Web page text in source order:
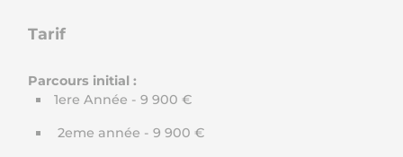
Tarif
Parcours initial :
1ere Année - 9 900 €
2eme année - 9 900 €